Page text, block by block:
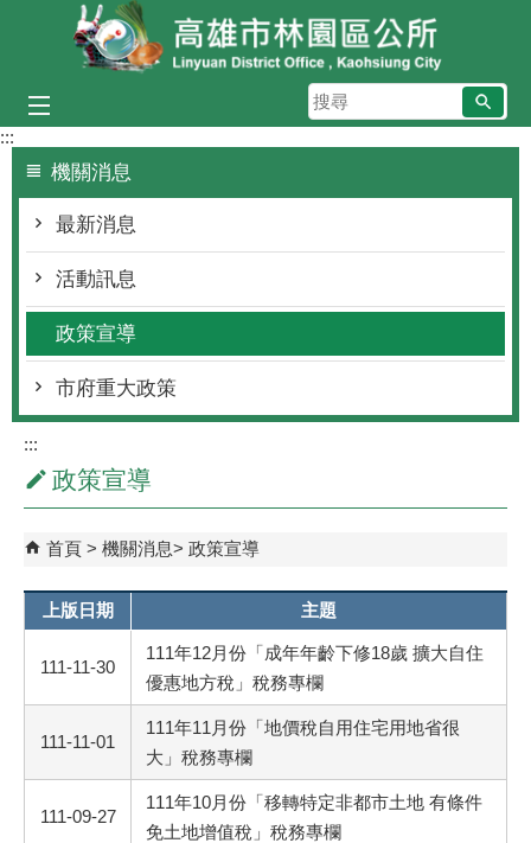
跳到主要內容區塊
搜
尋
:::
機關消息
最新消息
活動訊息
政策宣導
市府重大政策
:::
政策宣導
首頁 機關消息 政策宣導
上版日期 主題
111-11-30
111年12月份「成年年齡下修18歲 擴大自住
優惠地方稅」稅務專欄
111-11-01
111年11月份「地價稅自用住宅用地省很
大」稅務專欄
111-09-27
111年10月份「移轉特定非都市土地 有條件
免土地增值稅」稅務專欄